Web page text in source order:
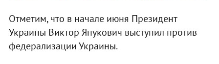
Отметим, что в начале июня Президент
Украины Виктор Янукович выступил против
федерализации Украины.